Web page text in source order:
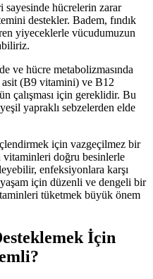
hücrelerin zarar
destekler. Badem, fındık
yiyeceklerle vücudumuzun
ve hücre metabolizmasında
(B9 vitamini) ve B12
çalışması için gereklidir. Bu
yapraklı sebzelerden elde
için vazgeçilmez bir
doğru besinlerle
enfeksiyonlara karşı
için düzenli ve dengeli bir
tüketmek büyük önem
İçin